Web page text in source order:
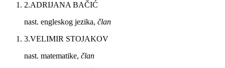
2.ADRIJANA BAČIĆ
nast. engleskog jezika, član
3.VELIMIR STOJAKOV
nast. matematike, član